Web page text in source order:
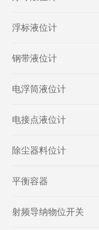
浮标液位计
钢带液位计
电浮筒液位计
电接点液位计
除尘器料位计
平衡容器
射频导纳物位开关